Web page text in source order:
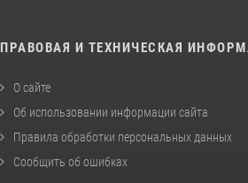
ПРАВОВАЯ И ТЕХНИЧЕСКАЯ
О сайте
Об использовании информации сайта
Правила обработки персональных данных
Сообщить об ошибках